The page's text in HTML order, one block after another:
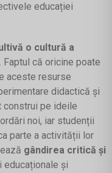
educației
o cultură a
că oricine poate
aceste resurse
didactică și
construi pe ideile
noi, iar studenții
parte a activității lor
gândirea critică și
educaționale și